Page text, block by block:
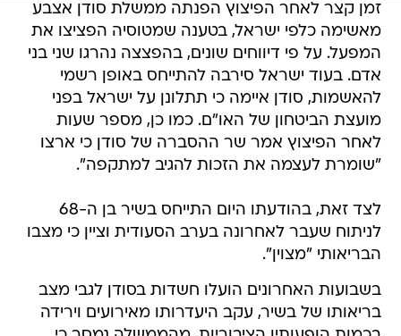
זמן קצר לאחר הפיצוץ הפנתה ממשלת סודן אצבע
מאשימה כלפי ישראל, בטענה שמטוסיה הפציצו את
המפעל. על פי דיווחים שונים, בהפצצה נהרגו שני בני
אדם. בעוד ישראל סירבה להתייחס באופן רשמי
להאשמות, סודן איימה כי תתלונן על ישראל בפני
מועצת הביטחון של האו"ם. כמו כן, מספר שעות
לאחר הפיצוץ אמר שר ההסברה של סודן כי ארצו
"שומרת לעצמה את הזכות להגיב למתקפה".
לצד זאת, בהודעתו היום התייחס בשיר בן ה-68
לניתוח שעבר לאחרונה בערב הסעודית וציין כי מצבו
הבריאותי "מצוין".
בשבועות האחרונים הועלו חשדות בסודן לגבי מצב
בריאותו של בשיר, עקב היעדרותו מאירועים וירידה